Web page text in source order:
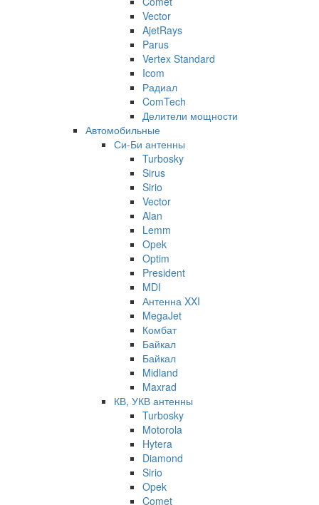
Vector
AjetRays
Parus
Vertex Standard
Icom
Радиал
ComTech
Делители мощности
Автомобильные
Си-Би антенны
Turbosky
Sirus
Sirio
Vector
Alan
Lemm
Opek
Optim
President
MDI
Антенна XXI
MegaJet
Комбат
Байкал
Байкал
Midland
Maxrad
КВ, УКВ антенны
Turbosky
Motorola
Hytera
Diamond
Sirio
Opek
Comet